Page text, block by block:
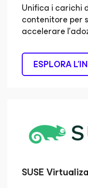
Unifica i carichi
contenitore per
accelerare
ESPLORA
SUSE